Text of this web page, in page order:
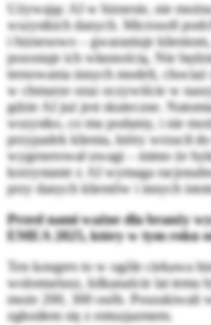
Używając AI w biznesie, nie
wszystkich danych. Microsoft
i biznesowo – gwarantuje
pozostaje ich własnością. Nie
trenowania innych modeli, chociaż
w chmurze oraz oczywiście w
gdzie AI już jest skuteczne.
wszystko, co mu podamy, i nie
przypadek klienta, który wrzucił
wygenerował uwagi – mimo że
korzystanie z AI wymaga
przy danych klientów i innych
Przed nami ważne dla branży
EMEA 2025, który w tym roku
Ten kongres to w ogóle ciekawa
wolontariusz, kilkanaście lat temu
może 200, 300 osób. Poszukiwali
zgłosiłem się z entuzjazmem.